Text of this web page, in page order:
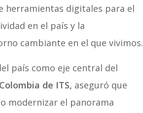
herramientas digitales para el
en el país y la
cambiante en el que vivimos.
país como eje central del
de ITS, aseguró que
modernizar el panorama